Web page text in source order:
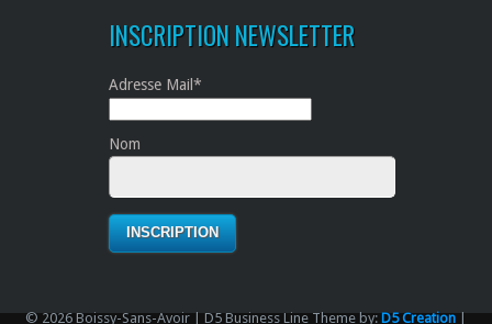
INSCRIPTION NEWSLETTER
Adresse Mail*
Nom
© 2026 Boissy-Sans-Avoir | D5 Business Line Theme by:D5 Creation|